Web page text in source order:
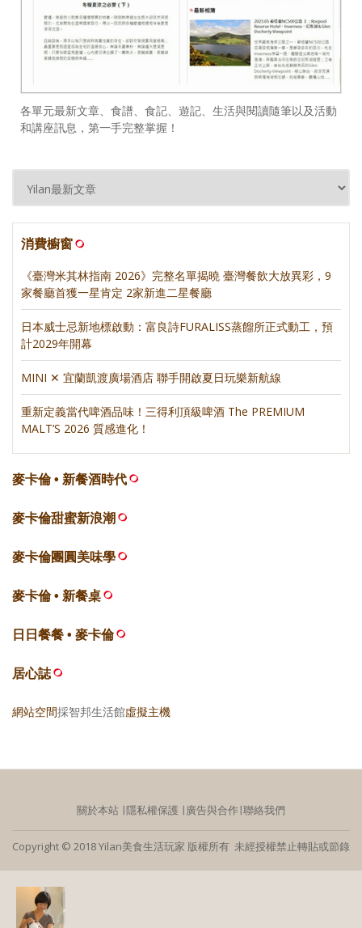
各單元最新文章、食譜、食記、遊記、生活與閱讀隨筆以及活動
和講座訊息，第一手完整掌握！
消費櫥窗
《臺灣米其林指南 2026》完整名單揭曉 臺灣餐飲大放異彩，9
家餐廳首獲一星肯定 2家新進二星餐廳
日本威士忌新地標啟動：富良詩FURALISS蒸餾所正式動工，預
計2029年開幕
MINI ✕ 宜蘭凱渡廣場酒店 聯手開啟夏日玩樂新航線
重新定義當代啤酒品味！三得利頂級啤酒 The PREMIUM
MALT’S 2026 質感進化！
麥卡倫 • 新餐酒時代
麥卡倫甜蜜新浪潮
麥卡倫團圓美味學
麥卡倫 • 新餐桌
日日餐餐 • 麥卡倫
居心誌
網站空間採智邦生活館虛擬主機
關於本站 ∣隱私權保護 ∣ 廣告與合作∣聯絡我們
Copyright © 2018 Yilan美食生活玩家 版權所有 未經授權禁止轉貼或節錄